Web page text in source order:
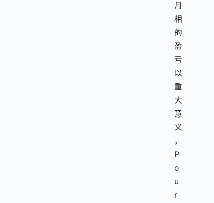
月
相
的
盈
亏
以
重
大
意
义
。
P
o
u
r